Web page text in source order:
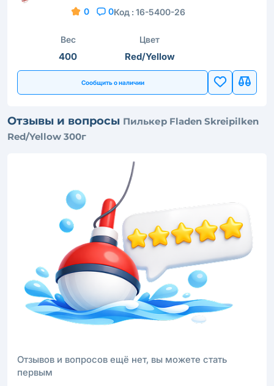
0 0Код : 16-5400-26
Вес
400
Цвет
Red/Yellow
Сообщить о наличии
Отзывы и вопросы Пилькер Fladen Skreipilken
Red/Yellow 300г
Отзывов и вопросов ещё нет, вы можете стать
первым